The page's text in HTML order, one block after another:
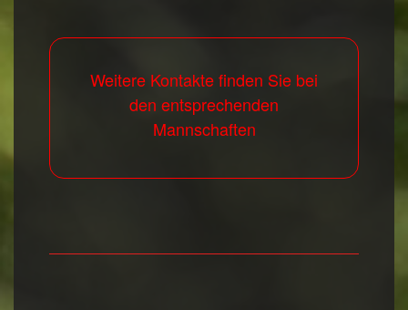
Weitere Kontakte finden Sie bei
den entsprechenden
Mannschaften